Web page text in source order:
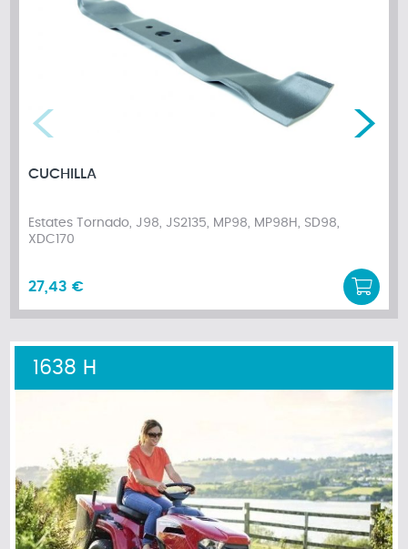
CUCHILLA
Estates Tornado, J98, JS2135, MP98, MP98H, SD98,
XDC170
27,43 €
1638 H